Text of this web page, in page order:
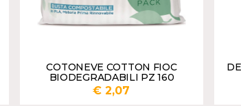
COTONEVE COTTON FIOC
BIODEGRADABILI PZ 160
€ 2,07